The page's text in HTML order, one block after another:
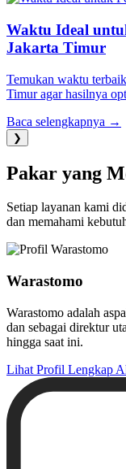
Waktu Ideal
Jakarta Timur
Temukan waktu
Timur agar hasilnya
Baca selengkapnya →
❯
Pakar yang
Setiap layanan kami
dan memahami
Warastomo
Warastomo adalah
dan sebagai direktur
hingga saat ini.
Lihat Profil Lengkap